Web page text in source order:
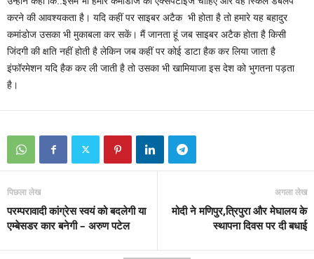
करने की आवश्यकता है। यदि कहीं पर साइबर अटैक भी होता है तो हमारे यह बहादुर
कमांडोज उसका भी मुकाबला कर सकें। मैं जानता हूं जब साइबर अटैक होता है किसी
जिंदगी की क्षति नहीं होती है लेकिन जब कहीं पर कोई डाटा हैक कर लिया जाता है
इंफॉरमेशन यदि हैक कर ली जाती है तो उसका भी खामियाजा इस देश को भुगतना पड़ता
है।
पिछला लेख
परम्परावादी कांग्रेस स्वयं को बदलेगी या
एम्बेसडर कार बनेगी – अरुण पटेल
अगला लेख
मोदी ने मणिपुर,त्रिपुरा और मेघालय के
स्थापना दिवस पर दी बधाई